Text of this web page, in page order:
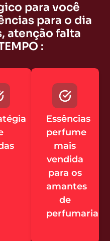
para você
para o dia
atenção falta
:
Essências
perfume
mais
vendida
para os
amantes
de
perfumaria